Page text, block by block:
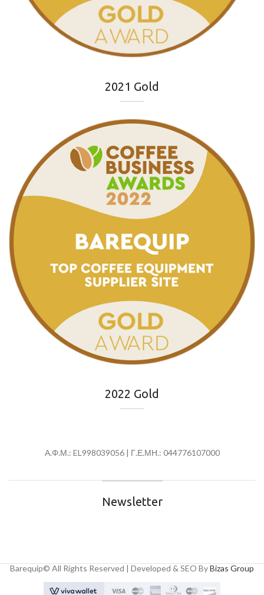
2021 Gold
2022 Gold
Α.Φ.Μ.: EL998039056 | Γ.Ε.ΜΗ.: 044776107000
Newsletter
Barequip© All Rights Reserved | Developed & SEO ByBizas Group